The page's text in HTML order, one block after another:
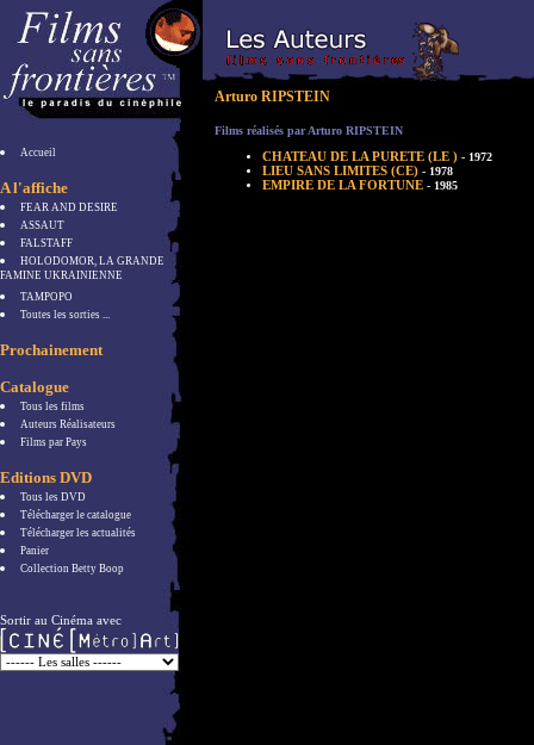
Accueil
A l'affiche
FEAR AND DESIRE
ASSAUT
FALSTAFF
HOLODOMOR, LA GRANDE
FAMINE UKRAINIENNE
TAMPOPO
Toutes les sorties ...
Prochainement
Catalogue
Tous les films
Auteurs Réalisateurs
Films par Pays
Editions DVD
Tous les DVD
Télécharger le catalogue
Télécharger les actualités
Panier
Collection Betty Boop
Sortir au Cinéma avec
Arturo RIPSTEIN
Films réalisés par Arturo RIPSTEIN
CHATEAU DE LA PURETE (LE ) - 1972
LIEU SANS LIMITES (CE) - 1978
EMPIRE DE LA FORTUNE - 1985